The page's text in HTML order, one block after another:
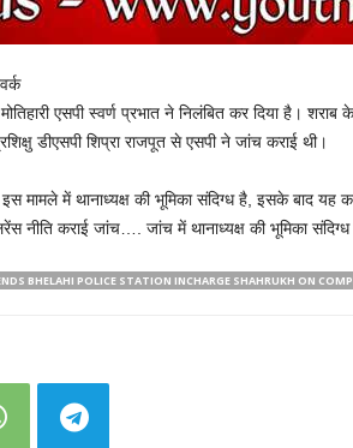
एसपी स्वर्ण प्रभात ने निलंबित कर दिया है। शराब
डीएसपी शिप्रा राजपूत से एसपी ने जांच कराई थी।
मामले में थानाध्यक्ष की भूमिका संदिग्ध है, इसके बाद यह
नीति कराई जांच…. जांच में थानाध्यक्ष की भूमिका संदिग्ध
BHELAHI POLICE STATION INCHARGE SHAHRUKH ON